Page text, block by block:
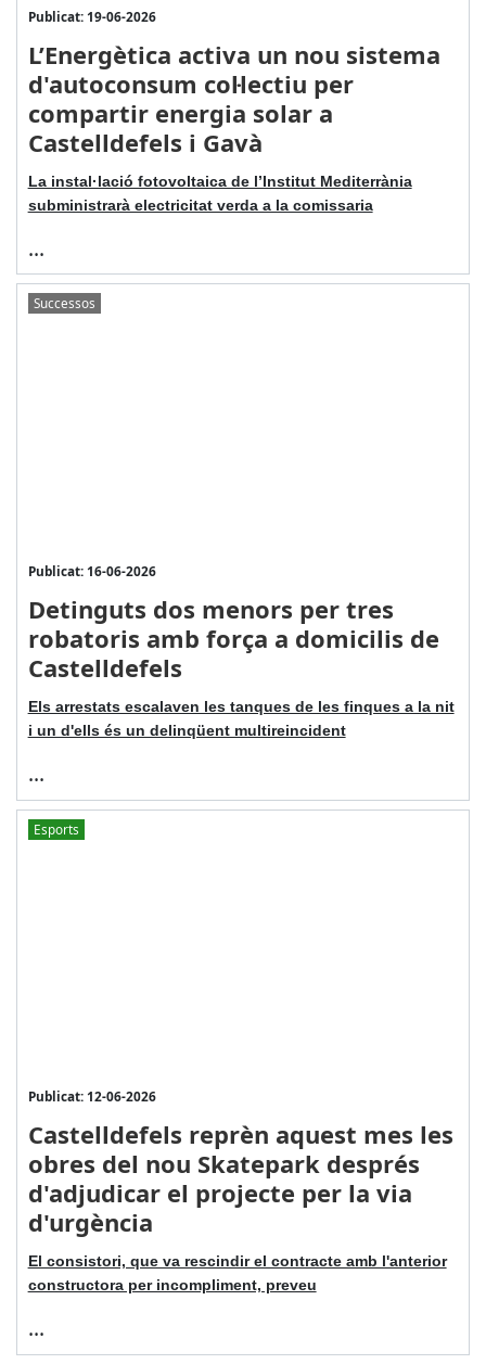
Publicat: 19-06-2026
L’Energètica activa un nou sistema
d'autoconsum col·lectiu per
compartir energia solar a
Castelldefels i Gavà
La instal·lació fotovoltaica de l’Institut Mediterrània
subministrarà electricitat verda a la comissaria
...
Successos
Publicat: 16-06-2026
Detinguts dos menors per tres
robatoris amb força a domicilis de
Castelldefels
Els arrestats escalaven les tanques de les finques a la nit
i un d'ells és un delinqüent multireincident
...
Esports
Publicat: 12-06-2026
Castelldefels reprèn aquest mes les
obres del nou Skatepark després
d'adjudicar el projecte per la via
d'urgència
El consistori, que va rescindir el contracte amb l'anterior
constructora per incompliment, preveu
...